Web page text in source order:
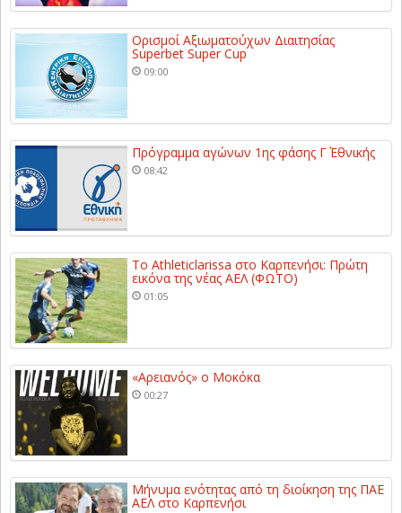
Ορισμοί Αξιωματούχων Διαιτησίας
Superbet Super Cup
09:00
Πρόγραμμα αγώνων 1ης φάσης Γ΄ Εθνικής
08:42
Το Athleticlarissa στο Καρπενήσι: Πρώτη
εικόνα της νέας ΑΕΛ (ΦΩΤΟ)
01:05
«Αρειανός» ο Μοκόκα
00:27
Μήνυμα ενότητας από τη διοίκηση της ΠΑΕ
ΑΕΛ στο Καρπενήσι